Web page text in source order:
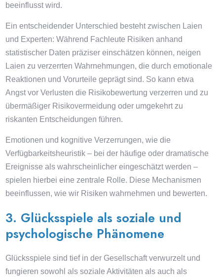
beeinflusst wird.
Ein entscheidender Unterschied besteht zwischen Laien
und Experten: Während Fachleute Risiken anhand
statistischer Daten präziser einschätzen können, neigen
Laien zu verzerrten Wahrnehmungen, die durch emotionale
Reaktionen und Vorurteile geprägt sind. So kann etwa
Angst vor Verlusten die Risikobewertung verzerren und zu
übermäßiger Risikovermeidung oder umgekehrt zu
riskanten Entscheidungen führen.
Emotionen und kognitive Verzerrungen, wie die
Verfügbarkeitsheuristik – bei der häufige oder dramatische
Ereignisse als wahrscheinlicher eingeschätzt werden –
spielen hierbei eine zentrale Rolle. Diese Mechanismen
beeinflussen, wie wir Risiken wahrnehmen und bewerten.
3. Glücksspiele als soziale und
psychologische Phänomene
Glücksspiele sind tief in der Gesellschaft verwurzelt und
fungieren sowohl als soziale Aktivitäten als auch als